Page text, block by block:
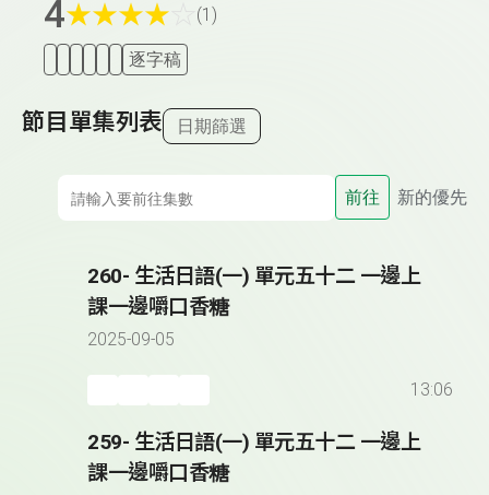
4★★★★ (1)
逐字稿
節目單集列表 日期篩選
前往 新的優先
260- 生活日語(一) 單元五十二 一邊上
課一邊嚼口香糖
2025-09-05
13:06
259- 生活日語(一) 單元五十二 一邊上
課一邊嚼口香糖